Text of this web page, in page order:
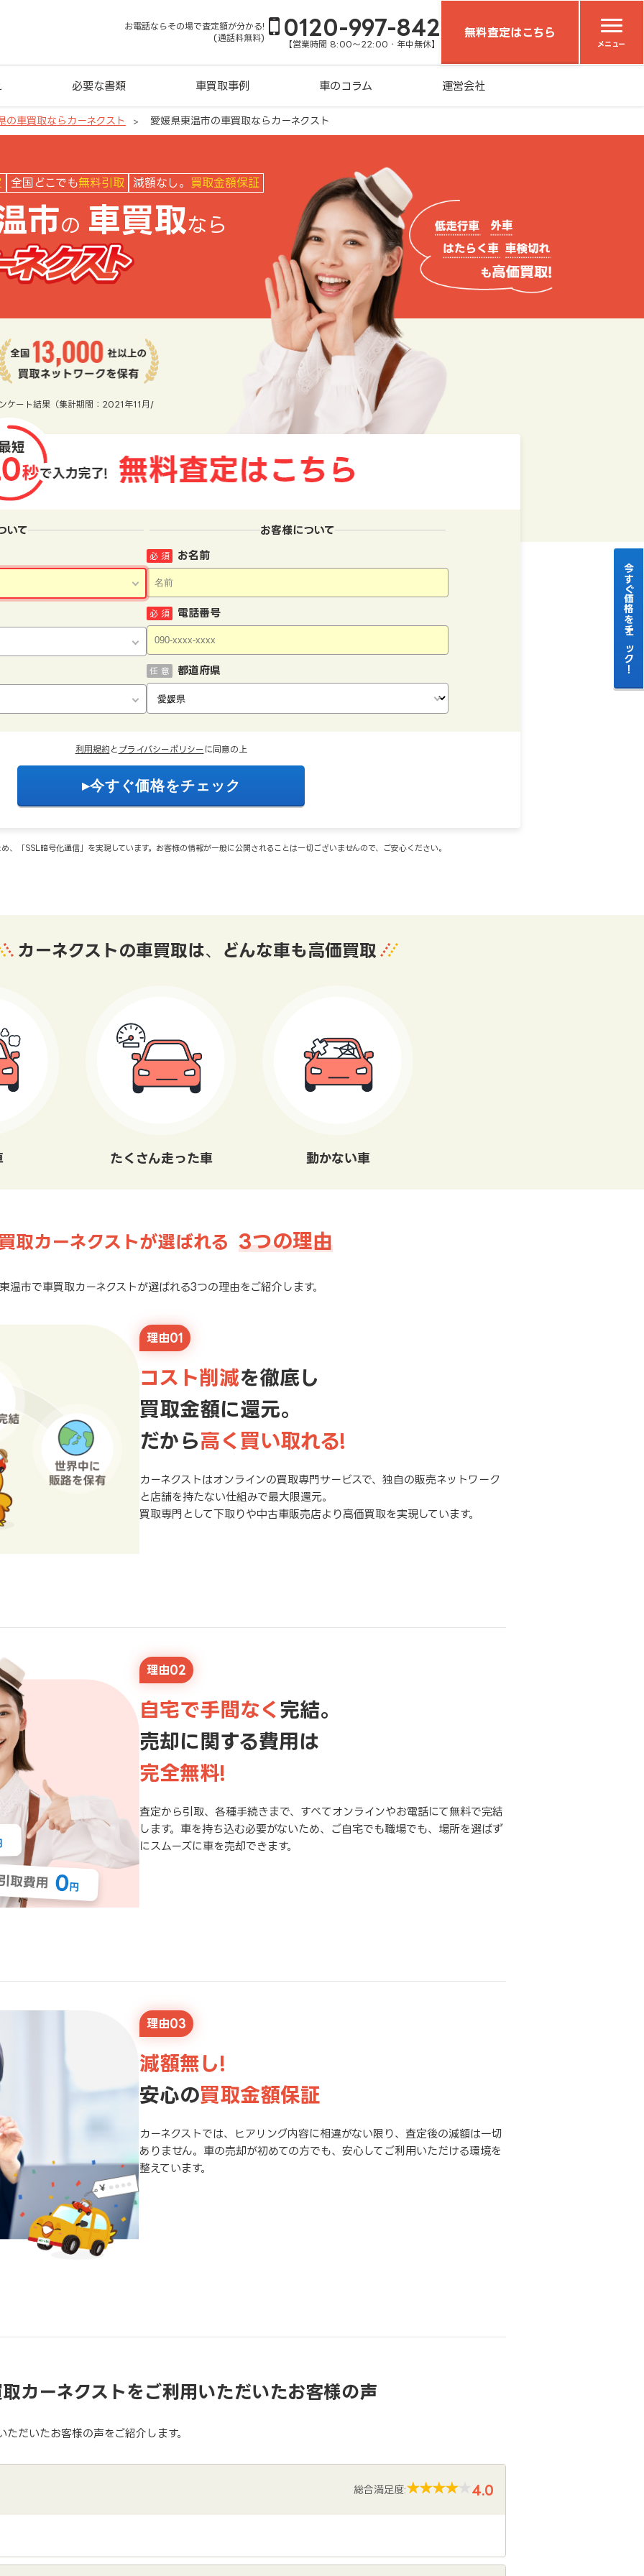
お電話ならその場で査定額が分かる!
(通話料無料)
0120-997-842
【営業時間 8:00～22:00・年中無休】
無料査定はこちら
メニュー
必要な書類 車買取事例 車のコラム 運営会社
の車買取ならカーネクスト 愛媛県東温市の車買取ならカーネクスト
全国どこでも無料引取 減額なし。 買取金額保証
市の 車買取なら
ケート結果（集計期間：2021年11月/
いて お客様について
お名前
必 須
電話番号
必 須
都道府県
任 意
利用規約 と プライバシーポリシー に同意の上
、「SSL暗号化通信」を実現しています。お客様の情報が一般に公開されることは一切ございませんので、ご安心ください。
カーネクストの車買取は、 どんな車も高価買取
たくさん走った車 動かない車
取カーネクストが選ばれる 3つの理由
温市で車買取カーネクストが選ばれる3つの理由をご紹介します。
理由01
コスト削減を徹底し
買取金額に還元。
だから高く買い取れる!
カーネクストはオンラインの買取専門サービスで、独自の販売ネットワーク
と店舗を持たない仕組みで最大限還元。
買取専門として下取りや中古車販売店より高価買取を実現しています。
理由02
自宅で手間なく 完結。
売却に関する費用は
完全無料!
査定から引取、各種手続きまで、すべてオンラインやお電話にて無料で完結
します。車を持ち込む必要がないため、ご自宅でも職場でも、場所を選ばず
にスムーズに車を売却できます。
理由03
減額無し!
安心の買取金額保証
カーネクストでは、ヒアリング内容に相違がない限り、査定後の減額は一切
ありません。車の売却が初めての方でも、安心してご利用いただける環境を
整えています。
カーネクストをご利用いただいたお客様の声
だいたお客様の声をご紹介します。
総合満足度: 4.0
今すぐ価格をチェック！